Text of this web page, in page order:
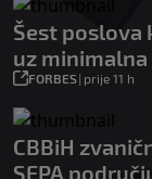
Šest poslova
uz
FORBES| prije 11 h
CBBiH
SEPA